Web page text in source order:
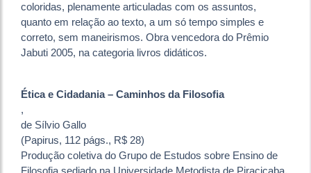
coloridas, plenamente articuladas com os assuntos,
quanto em relação ao texto, a um só tempo simples e
correto, sem maneirismos. Obra vencedora do Prêmio
Jabuti 2005, na categoria livros didáticos.
Ética e Cidadania – Caminhos da Filosofia
,
de Sílvio Gallo
(Papirus, 112 págs., R$ 28)
Produção coletiva do Grupo de Estudos sobre Ensino de